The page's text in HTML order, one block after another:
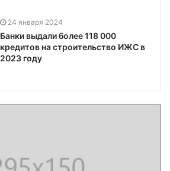
24 января 2024
Банки выдали более 118 000
кредитов на строительство ИЖС в
2023 году